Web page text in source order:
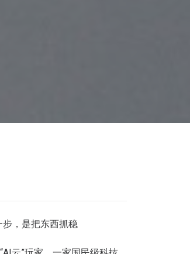
，是把东西抓稳